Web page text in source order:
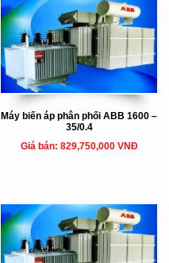
Máy biến áp phân phối ABB 1600 –
35/0.4
Giá bán: 829,750,000 VNĐ